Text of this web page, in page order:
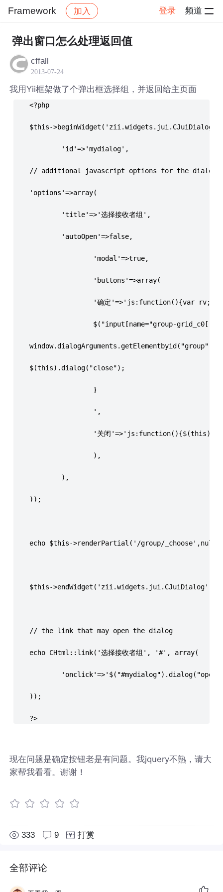
Framework 加入 登录 频道
社区 Framework 帖子详情
弹出窗口怎么处理返回值
cffall
2013-07-24
我用Yii框架做了个弹出框选择组，并返回给主页面
    <?php
$this->beginWidget('zii.widgets.jui.CJuiDialog',
            'id'=>'mydialog',
// additional javascript options for the dialog
    'options'=>array(
            'title'=>'选择接收者组',
            'autoOpen'=>false,
                    'modal'=>true,
                    'buttons'=>array(
                    '确定'=>'js:function(){var rv;
$("input[name="group-
    $(this).dialog("close");
                    }
                    ',
'关闭
                    ),
            ),
    ));
echo $this->renderPartial('/group/
    $this->endWidget('zii.widgets.jui.CJuiDialog');
    // the link that may open the dialog
    echo CHtml::link('选择接收者组', '#', array(
    ));
    ?>
现在问题是确定按钮老是有问题。我jquery不熟，请大
家帮我看看。谢谢！
333 9 打赏
全部评论